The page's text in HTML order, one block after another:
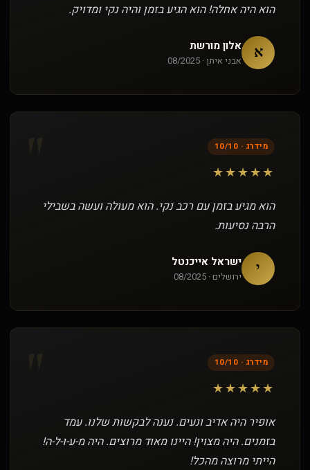
הוא היה אחלה! הוא הגיע בזמן והיה נקי ומדויק.
א אלון מורשת
אבני איתן · 08/2025
מידרג · 10/10
★★★★★
הוא מגיע בזמן עם רכב נקי. הוא מעולה ועשה בשבילי
הרבה נסיעות.
י ישראל אייכנטל
ירושלים · 08/2025
מידרג · 10/10
★★★★★
אופיר היה אדיב ונעים. נענה לבקשות שלנו. עמד
בזמנים. היה מצוין! היינו מאוד מרוצים. היה מ-ע-ו-ל-ה!
הייתי מרוצה מהכל!